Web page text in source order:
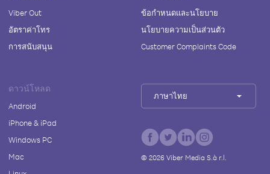
Viber Out
อัตราค่าโทร
การสนับสนุน
ข้อกำหนดและนโยบาย
นโยบายความเป็นส่วนตัว
Customer Complaints Code
ดาวน์โหลด
Android
iPhone & iPad
Windows PC
Mac
ภาษาไทย
© 2026Viber Media S.à r.l.